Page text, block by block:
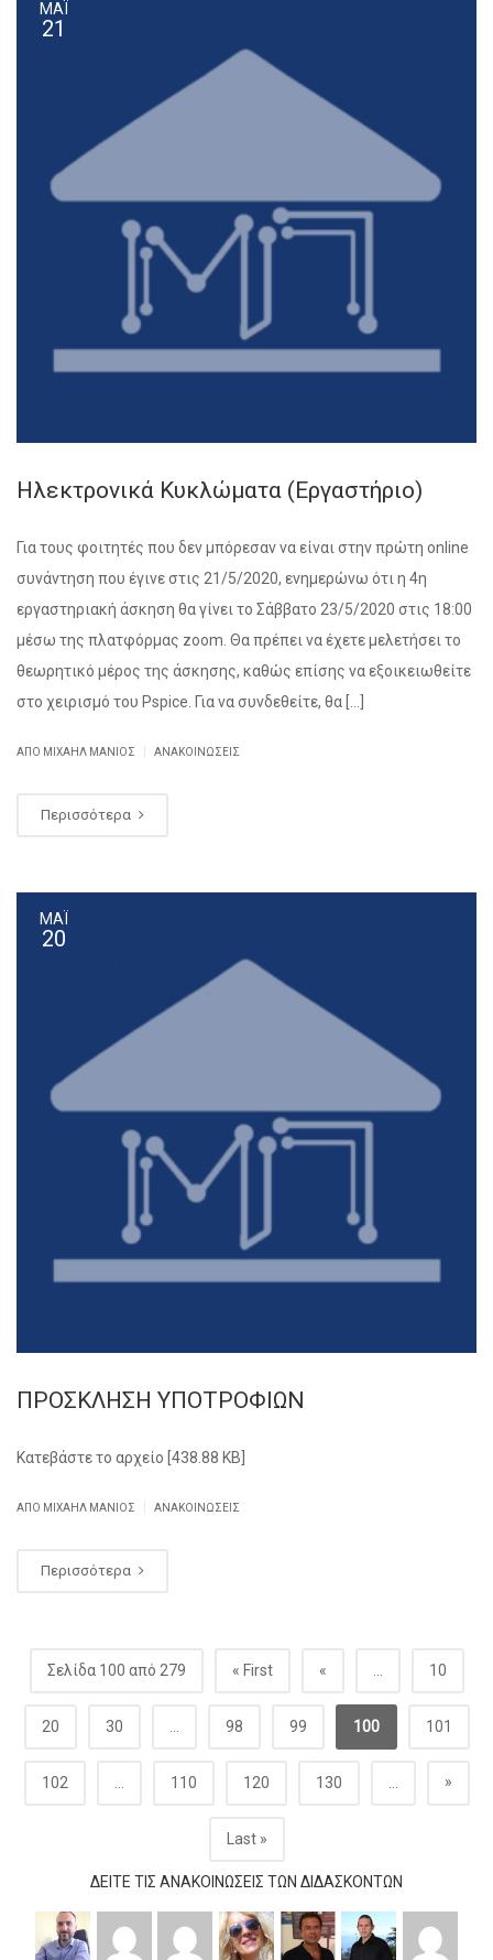
ΜΆΙ
21
Ηλεκτρονικά Κυκλώματα (Εργαστήριο)
Για τους φοιτητές που δεν μπόρεσαν να είναι στην πρώτη online
συνάντηση που έγινε στις 21/5/2020, ενημερώνω ότι η 4η
εργαστηριακή άσκηση θα γίνει το Σάββατο 23/5/2020 στις 18:00
μέσω της πλατφόρμας zoom. Θα πρέπει να έχετε μελετήσει το
θεωρητικό μέρος της άσκησης, καθώς επίσης να εξοικειωθείτε
στο χειρισμό του Pspice. Για να συνδεθείτε, θα […]
ΑΠΌ ΜΙΧΑΉΛ ΜΑΝΙΌΣ ΑΝΑΚΟΙΝΏΣΕΙΣ
Περισσότερα
ΜΆΙ
20
ΠΡΟΣΚΛΗΣΗ ΥΠΟΤΡΟΦΙΩΝ
Κατεβάστε το αρχείο [438.88 KB]
ΑΠΌ ΜΙΧΑΉΛ ΜΑΝΙΌΣ ΑΝΑΚΟΙΝΏΣΕΙΣ
Περισσότερα
Σελίδα 100 από 279 « First « 10
20 30 98 99 100 101
102 110 120 130 »
Last »
ΔΕΊΤΕ ΤΙΣ ΑΝΑΚΟΙΝΏΣΕΙΣ ΤΩΝ ΔΙΔΆΣΚΟΝΤΩΝ